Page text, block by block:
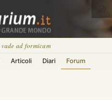
vade ad formicam
Articoli Diari Forum
🌙